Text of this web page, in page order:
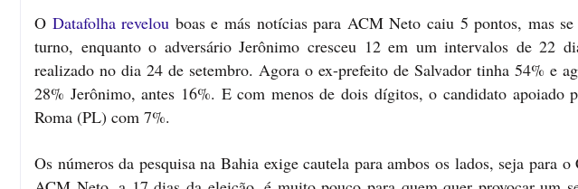
O Datafolha revelou boas e más notícias para ACM Neto caiu 5 pontos, mas
turno, enquanto o adversário Jerônimo cresceu 12 em um intervalos de 22
realizado no dia 24 de setembro. Agora o ex-prefeito de Salvador tinha 54% e
28% Jerônimo, antes 16%. E com menos de dois dígitos, o candidato
Roma (PL) com 7%.
Os números da pesquisa na Bahia exige cautela para ambos os lados, seja para